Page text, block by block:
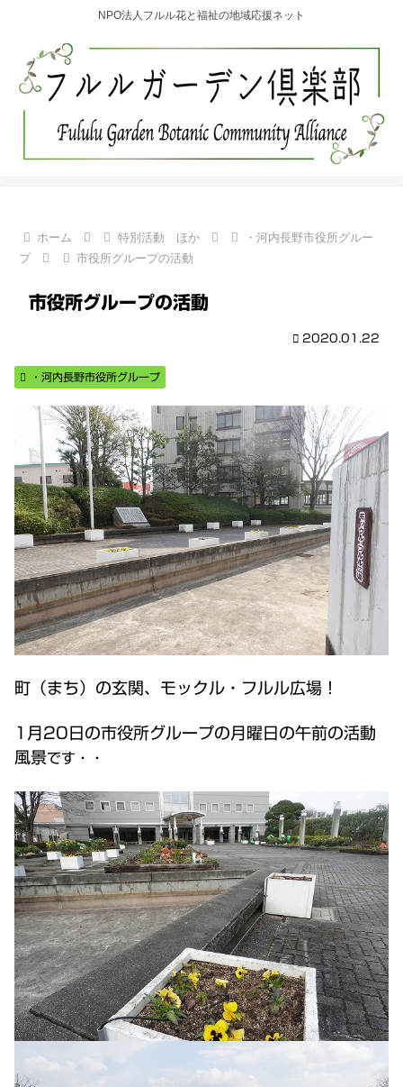
NPO法人フルル花と福祉の地域応援ネット
ホーム 特別活動 ほか
・河内長野市役所グルー
プ
市役所グループの活動
市役所グループの活動
2020.01.22
・河内長野市役所グループ
町（まち）の玄関、モックル・フルル広場！
1月20日の市役所グループの月曜日の午前の活動
風景です ・・